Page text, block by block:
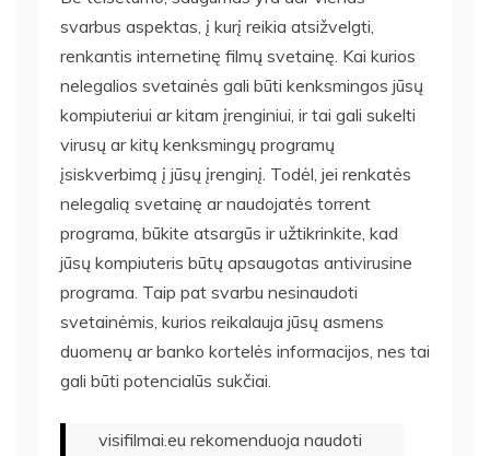
svarbus aspektas, į kurį reikia atsižvelgti,
renkantis internetinę filmų svetainę. Kai kurios
nelegalios svetainės gali būti kenksmingos jūsų
kompiuteriui ar kitam įrenginiui, ir tai gali sukelti
virusų ar kitų kenksmingų programų
įsiskverbimą į jūsų įrenginį. Todėl, jei renkatės
nelegalią svetainę ar naudojatės torrent
programa, būkite atsargūs ir užtikrinkite, kad
jūsų kompiuteris būtų apsaugotas antivirusine
programa. Taip pat svarbu nesinaudoti
svetainėmis, kurios reikalauja jūsų asmens
duomenų ar banko kortelės informacijos, nes tai
gali būti potencialūs sukčiai.
visifilmai.eu rekomenduoja naudoti